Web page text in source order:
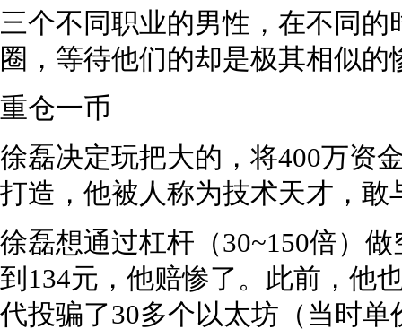
三个不同职业的男性，在不同
圈，等待他们的却是极其相似的
重仓一币
徐磊决定玩把大的，将400万资
打造，他被人称为技术天才，
徐磊想通过杠杆（30~150倍）
到134元，他赔惨了。此前，他
代投骗了30多个以太坊（当时